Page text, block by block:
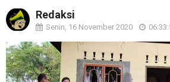
Redaksi
Senin, 16 November 2020